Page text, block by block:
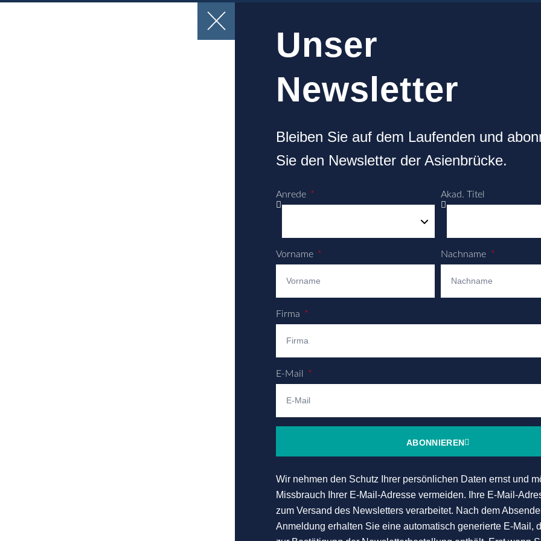
Unser
Newsletter
Bleiben Sie auf dem Laufenden und
Sie den Newsletter der Asienbrücke.
Anrede Akad. Titel
Vorname Nachname
Firma
E-Mail
ABONNIEREN
Wir nehmen den Schutz Ihrer persönlichen Daten ernst und
Missbrauch Ihrer E-Mail-Adresse vermeiden. Ihre E-Mail-
zum Versand des Newsletters verarbeitet. Nach dem
Anmeldung erhalten Sie eine automatisch generierte E-Mail,